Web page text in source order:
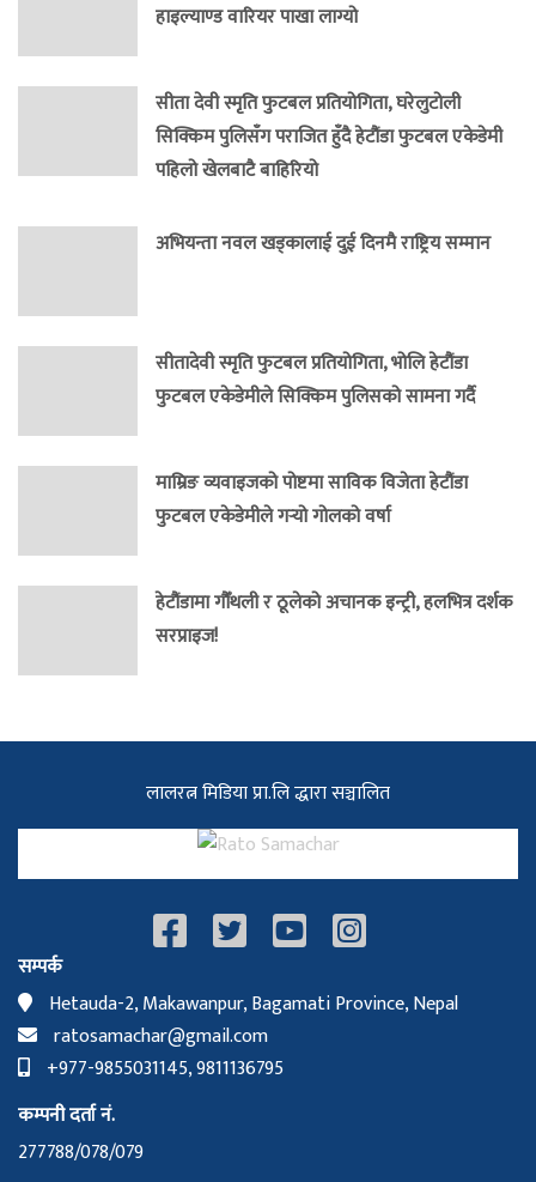
हाइल्याण्ड वारियर पाखा लाग्यो
सीता देवी स्मृति फुटबल प्रतियोगिता, घरेलुटोली
सिक्किम पुलिसँग पराजित हुँदै हेटौंडा फुटबल एकेडेमी
पहिलो खेलबाटै बाहिरियो
अभियन्ता नवल खड्कालाई दुई दिनमै राष्ट्रिय सम्मान
सीतादेवी स्मृति फुटबल प्रतियोगिता, भोलि हेटौंडा
फुटबल एकेडेमीले सिक्किम पुलिसको सामना गर्दै
माम्रिङ व्यवाइजको पोष्टमा साविक विजेता हेटौंडा
फुटबल एकेडेमीले गर्‍यो गोलको वर्षा
हेटौंडामा गौँथली र ठूलेको अचानक इन्ट्री, हलभित्र दर्शक
सरप्राइज!
लालरत्न मिडिया प्रा.लि द्धारा सञ्चालित
सम्पर्क
Hetauda-2, Makawanpur, Bagamati Province, Nepal
ratosamachar@gmail.com
+977-9855031145, 9811136795
कम्पनी दर्ता नं.
277788/078/079